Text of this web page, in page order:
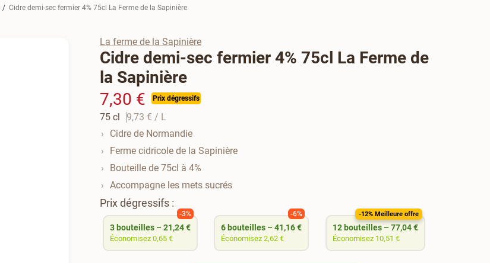
Cidre demi-sec fermier 4% 75cl La Ferme de la Sapinière
La ferme de la Sapinière
Cidre demi-sec fermier 4% 75cl La Ferme de
la Sapinière
7,30 €
Prix dégressifs
75 cl 9,73 € / L
Cidre de Normandie
Ferme cidricole de la Sapinière
Bouteille de 75cl à 4%
Accompagne les mets sucrés
Prix dégressifs :
3 bouteilles – 21,24 €
-3%
Économisez 0,65 €
6 bouteilles – 41,16 €
-6%
Économisez 2,62 €
12 bouteilles – 77,04 €
-12%
Économisez 10,51 €
-12% Meilleure offre